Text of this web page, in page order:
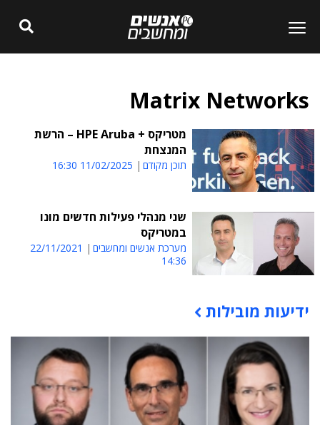
Matrix Networks
מטריקס + HPE Aruba – הרשת
המנצחת
תוכן מקודם 11/02/2025 16:30
שני מנהלי פעילות חדשים מונו
במטריקס
מערכת אנשים ומחשבים
22/11/2021
14:36
תוכן פרסומי
ידיעות מובילות